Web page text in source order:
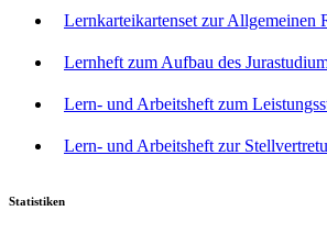
Lernkarteikartenset zur Allgemeinen
Lernheft zum Aufbau des
Lern- und Arbeitsheft zum
Lern- und Arbeitsheft zur
Statistiken